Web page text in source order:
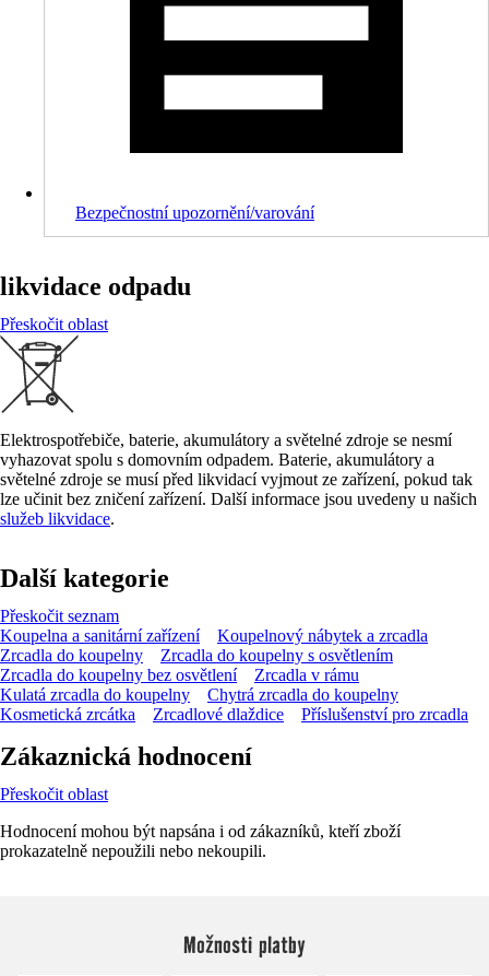
Bezpečnostní upozornění/varování
likvidace odpadu
Přeskočit oblast
Elektrospotřebiče, baterie, akumulátory a světelné zdroje se nesmí
vyhazovat spolu s domovním odpadem. Baterie, akumulátory a
světelné zdroje se musí před likvidací vyjmout ze zařízení, pokud tak
lze učinit bez zničení zařízení. Další informace jsou uvedeny u našich
služeb likvidace.
Další kategorie
Přeskočit seznam
Koupelna a sanitární zařízení
Koupelnový nábytek a zrcadla
Zrcadla do koupelny
Zrcadla do koupelny s osvětlením
Zrcadla do koupelny bez osvětlení
Zrcadla v rámu
Kulatá zrcadla do koupelny
Chytrá zrcadla do koupelny
Kosmetická zrcátka
Zrcadlové dlaždice Příslušenství pro zrcadla
Zákaznická hodnocení
Přeskočit oblast
Hodnocení mohou být napsána i od zákazníků, kteří zboží
prokazatelně nepoužili nebo nekoupili.
Možnosti platby